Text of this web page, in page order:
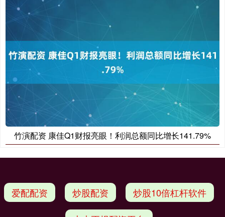
竹演配资 康佳Q1财报亮眼！利润总额同比增长141.79%
爱配配资 炒股配资 炒股10倍杠杆软件